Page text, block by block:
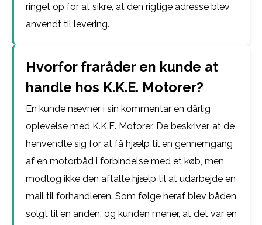
ringet op for at sikre, at den rigtige adresse blev
anvendt til levering.
Hvorfor fraråder en kunde at
handle hos K.K.E. Motorer?
En kunde nævner i sin kommentar en dårlig
oplevelse med K.K.E. Motorer. De beskriver, at de
henvendte sig for at få hjælp til en gennemgang
af en motorbåd i forbindelse med et køb, men
modtog ikke den aftalte hjælp til at udarbejde en
mail til forhandleren. Som følge heraf blev båden
solgt til en anden, og kunden mener, at det var en